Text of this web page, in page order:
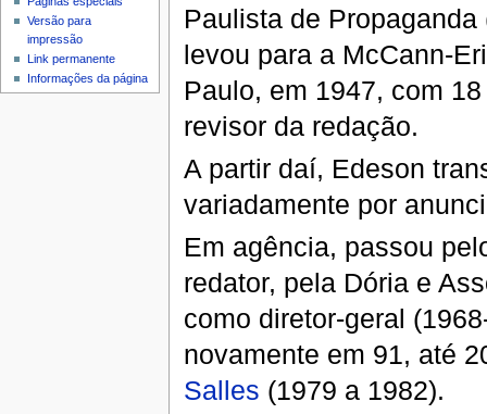
Paulista de Propaganda
levou para a McCann-
Paulo, em 1947, com
revisor da redação.
A partir daí, Edeson
variadamente por
Em agência, passou
redator, pela Dória e
como diretor-geral
novamente em 91, até
Salles (1979 a 1982).
Versão para
impressão
Link permanente
Informações da página